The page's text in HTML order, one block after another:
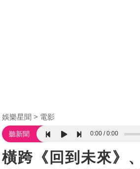
娛樂星聞 電影
聽新聞 0:00 0:00
橫跨《回到未來》